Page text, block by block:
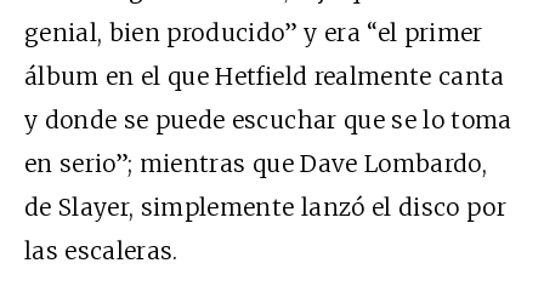
genial, bien producido” y era “el primer
álbum en el que Hetfield realmente canta
y donde se puede escuchar que se lo toma
en serio”; mientras que Dave Lombardo,
de Slayer, simplemente lanzó el disco por
las escaleras.